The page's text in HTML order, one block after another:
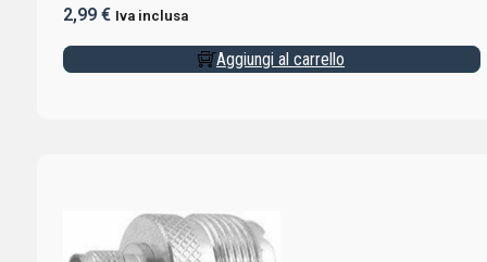
2,99 € Iva inclusa
Aggiungi al carrello